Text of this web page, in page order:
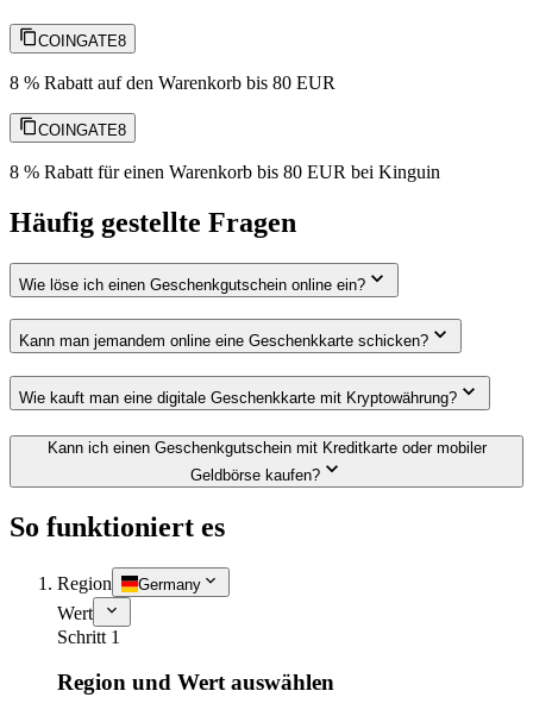
COINGATE8
8 % Rabatt auf den Warenkorb bis 80 EUR
COINGATE8
8 % Rabatt für einen Warenkorb bis 80 EUR bei Kinguin
Häufig gestellte Fragen
Wie löse ich einen Geschenkgutschein online ein?
Kann man jemandem online eine Geschenkkarte schicken?
Wie kauft man eine digitale Geschenkkarte mit Kryptowährung?
Kann ich einen Geschenkgutschein mit Kreditkarte oder mobiler
Geldbörse kaufen?
So funktioniert es
Region Germany
Wert
Schritt 1
Region und Wert auswählen